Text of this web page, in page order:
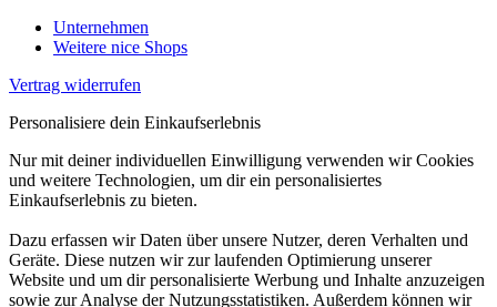
Unternehmen
Weitere nice Shops
Vertrag widerrufen
Personalisiere dein Einkaufserlebnis
Nur mit deiner individuellen Einwilligung verwenden wir Cookies
und weitere Technologien, um dir ein personalisiertes
Einkaufserlebnis zu bieten.
Dazu erfassen wir Daten über unsere Nutzer, deren Verhalten und
Geräte. Diese nutzen wir zur laufenden Optimierung unserer
Website und um dir personalisierte Werbung und Inhalte anzuzeigen
sowie zur Analyse der Nutzungsstatistiken. Außerdem können wir